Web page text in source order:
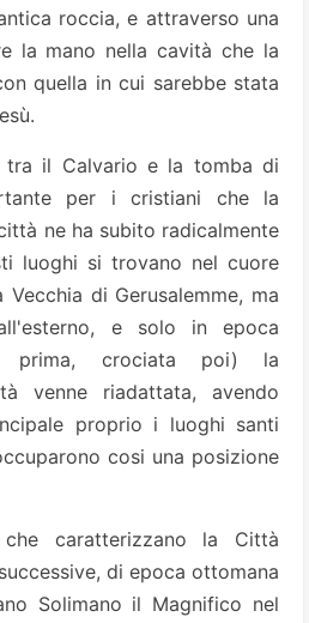
roccia, e attraverso una
la mano nella cavità che la
quella in cui sarebbe stata
tra il Calvario e la tomba di
per i cristiani che la
ne ha subito radicalmente
luoghi si trovano nel cuore
di Gerusalemme, ma
e solo in epoca
prima, crociata poi) la
venne riadattata, avendo
proprio i luoghi santi
cosi una posizione
caratterizzano la Città
di epoca ottomana
Solimano il Magnifico nel